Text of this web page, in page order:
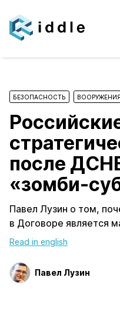
БЕЗОПАСНОСТЬ ВООРУЖЕНИЯ
после
«зомби-
Павел Лузин о том,
в Договоре является
Read in english
Павел Лузин